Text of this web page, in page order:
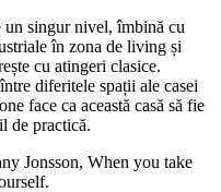
un singur nivel, îmbină cu
în zona de living și
cu atingeri clasice.
diferitele spații ale casei
face ca această casă să fie
de practică.
Jonsson, When you take